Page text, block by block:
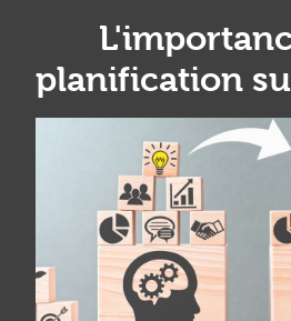
planification